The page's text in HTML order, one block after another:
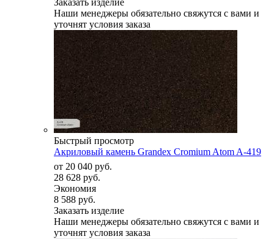
Заказать изделие
Наши менеджеры обязательно свяжутся с вами и
уточнят условия заказа
Быстрый просмотр
Акриловый камень Grandex Cromium Atom A-419
от 20 040 руб.
28 628 руб.
Экономия
8 588 руб.
Заказать изделие
Наши менеджеры обязательно свяжутся с вами и
уточнят условия заказа